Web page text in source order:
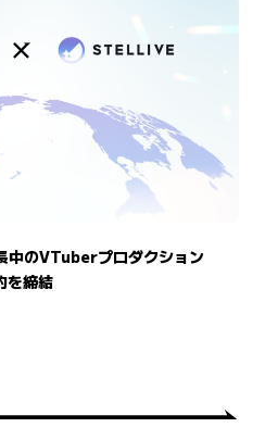
のVTuberプロダクション
を締結